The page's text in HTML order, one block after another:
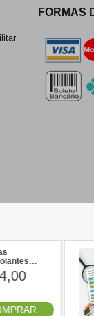
FORMAS